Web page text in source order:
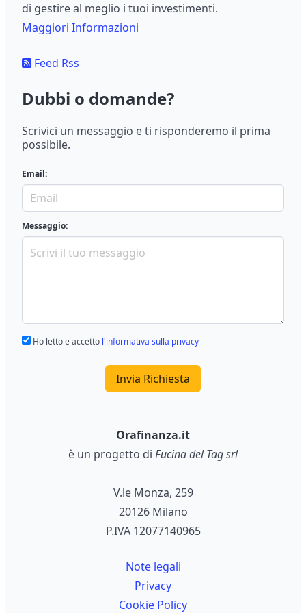
di gestire al meglio i tuoi investimenti.
Maggiori Informazioni
Feed Rss
Dubbi o domande?
Scrivici un messaggio e ti risponderemo il prima
possibile.
Email:
Messaggio:
Ho letto e accetto l'informativa sulla privacy
Invia Richiesta
Orafinanza.it
è un progetto di Fucina del Tag srl
V.le Monza, 259
20126 Milano
P.IVA 12077140965
Note legali
Privacy
Cookie Policy